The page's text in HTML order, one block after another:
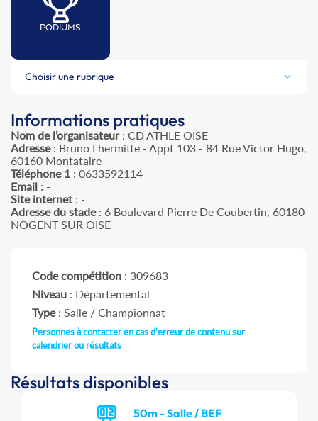
PODIUMS
Choisir une rubrique
Informations pratiques
Nom de l’organisateur: CD ATHLE OISE
Adresse: Bruno Lhermitte - Appt 103 - 84 Rue Victor Hugo,
60160 Montataire
Téléphone 1 : 0633592114
Email : -
Site internet : -
Adresse du stade: 6 Boulevard Pierre De Coubertin, 60180
NOGENT SUR OISE
Code compétition : 309683
Niveau : Départemental
Type: Salle / Championnat
Personnes à contacter en cas d'erreur de contenu sur
calendrier ou résultats
Résultats disponibles
50m - Salle / BEF